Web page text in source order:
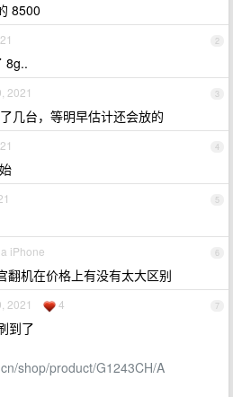
8500
2
8g..
3
2021
几台，等明早估计还会放的
4
5
6
iPhone
翻机在价格上有没有太大区别
7
2021 4
到了
shop/product/G1243CH/A